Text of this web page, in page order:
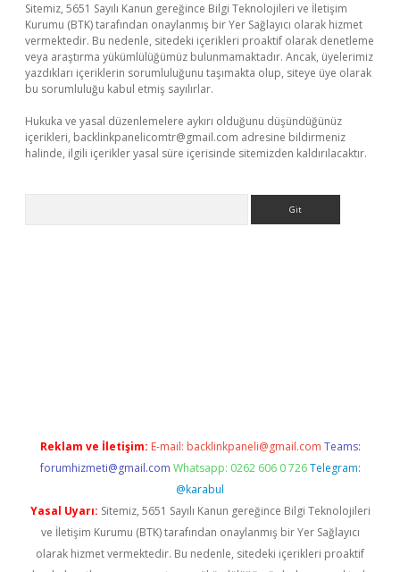
Sitemiz, 5651 Sayılı Kanun gereğince Bilgi Teknolojileri ve İletişim
Kurumu (BTK) tarafından onaylanmış bir Yer Sağlayıcı olarak hizmet
vermektedir. Bu nedenle, sitedeki içerikleri proaktif olarak denetleme
veya araştırma yükümlülüğümüz bulunmamaktadır. Ancak, üyelerimiz
yazdıkları içeriklerin sorumluluğunu taşımakta olup, siteye üye olarak
bu sorumluluğu kabul etmiş sayılırlar.
Hukuka ve yasal düzenlemelere aykırı olduğunu düşündüğünüz
içerikleri, backlinkpanelicomtr@gmail.com adresine bildirmeniz
halinde, ilgili içerikler yasal süre içerisinde sitemizden kaldırılacaktır.
Reklam ve İletişim: E-mail: backlinkpaneli@gmail.com Teams:
forumhizmeti@gmail.com Whatsapp: 0262 606 0 726 Telegram:
@karabul
Yasal Uyarı: Sitemiz, 5651 Sayılı Kanun gereğince Bilgi Teknolojileri
ve İletişim Kurumu (BTK) tarafından onaylanmış bir Yer Sağlayıcı
olarak hizmet vermektedir. Bu nedenle, sitedeki içerikleri proaktif